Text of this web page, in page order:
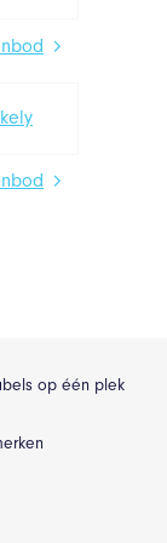
op één plek